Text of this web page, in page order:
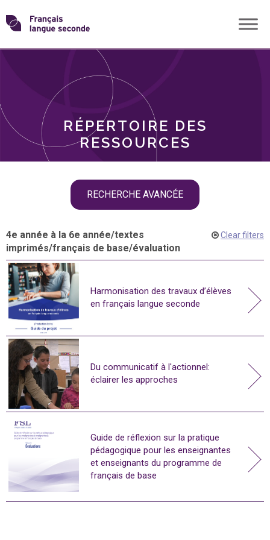
Skip
toTransformons
langue
RÉPERTOIRE DES
RESSOURCES
RECHERCHE AVANCÉE
THÈMES
4e année à la 6e année/textes
imprimés/français de base/évaluation
Clear filters
Harmonisation des travaux d’élèves
en français langue seconde
Du communicatif à l'actionnel:
éclairer les approches
Guide de réflexion sur la pratique
pédagogique pour les enseignantes
et enseignants du programme de
français de base